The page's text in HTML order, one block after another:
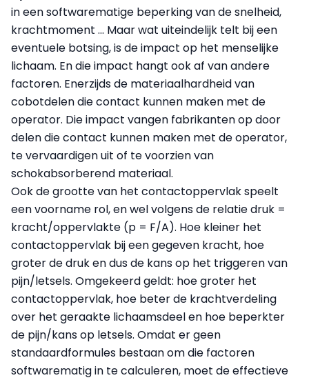
in een softwarematige beperking van de snelheid,
krachtmoment ... Maar wat uiteindelijk telt bij een
eventuele botsing, is de impact op het menselijke
lichaam. En die impact hangt ook af van andere
factoren. Enerzijds de materiaalhardheid van
cobotdelen die contact kunnen maken met de
operator. Die impact vangen fabrikanten op door
delen die contact kunnen maken met de operator,
te vervaardigen uit of te voorzien van
schokabsorberend materiaal.
Ook de grootte van het contactoppervlak speelt
een voorname rol, en wel volgens de relatie druk =
kracht/oppervlakte (p = F/A). Hoe kleiner het
contactoppervlak bij een gegeven kracht, hoe
groter de druk en dus de kans op het triggeren van
pijn/letsels. Omgekeerd geldt: hoe groter het
contactoppervlak, hoe beter de krachtverdeling
over het geraakte lichaamsdeel en hoe beperkter
de pijn/kans op letsels. Omdat er geen
standaardformules bestaan om die factoren
softwarematig in te calculeren, moet de effectieve